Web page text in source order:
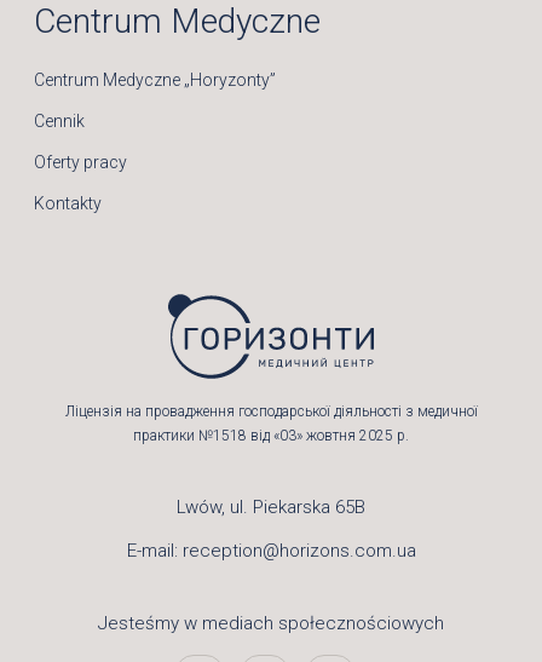
Centrum Medyczne
Centrum Medyczne „Horyzonty”
Cennik
Oferty pracy
Kontakty
Ліцензія на провадження господарської діяльності з медичної
практики №1518 від «03» жовтня 2025 р.
Lwów, ul. Piekarska 65B
E-mail: reception@horizons.com.ua
Jesteśmy w mediach społecznościowych